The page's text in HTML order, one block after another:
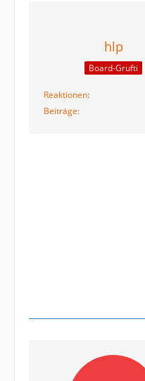
hlp
Board-Grufti
Reaktionen
Beiträge